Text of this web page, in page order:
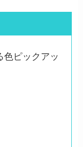
色ピックアッ